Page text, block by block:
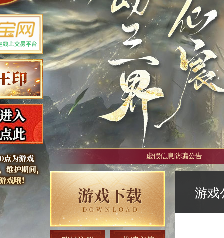
虚假信息防骗公告
游戏